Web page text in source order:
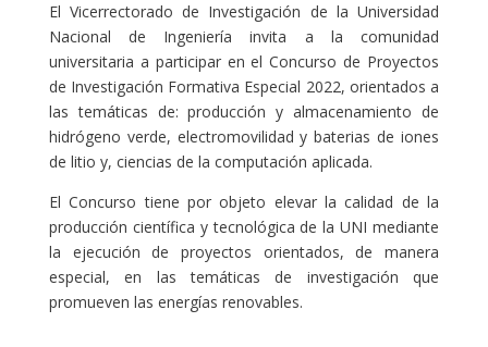
El Vicerrectorado de Investigación de la Universidad
Nacional de Ingeniería invita a la comunidad
universitaria a participar en el Concurso de Proyectos
de Investigación Formativa Especial 2022, orientados a
las temáticas de: producción y almacenamiento de
hidrógeno verde, electromovilidad y baterias de iones
de litio y, ciencias de la computación aplicada.
El Concurso tiene por objeto elevar la calidad de la
producción científica y tecnológica de la UNI mediante
la ejecución de proyectos orientados, de manera
especial, en las temáticas de investigación que
promueven las energías renovables.